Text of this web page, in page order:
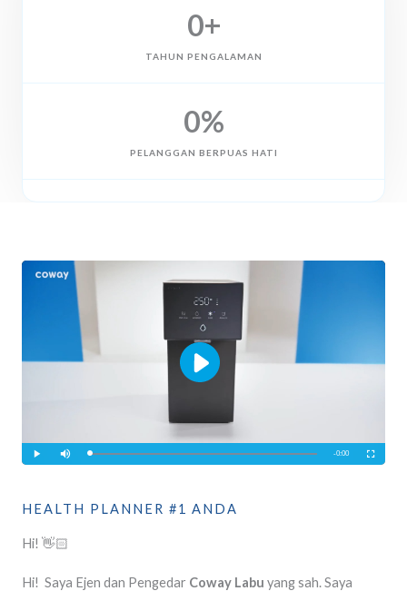
TAHUN PENGALAMAN
0+
PELANGGAN BERPUAS HATI
0%
HEALTH PLANNER #1 ANDA
Hi! 👋🏻
Hi! Saya Ejen dan Pengedar Coway Labu yang sah. Saya